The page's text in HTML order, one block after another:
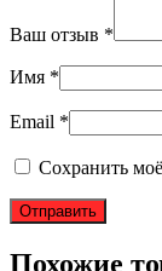
Ваш отзыв *
Имя *
Email *
Сохранить
Похожие